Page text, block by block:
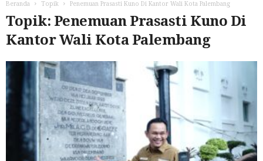
Beranda Topik Penemuan Prasasti Kuno Di Kantor Wali Kota Palembang
Topik: Penemuan Prasasti Kuno Di
Kantor Wali Kota Palembang